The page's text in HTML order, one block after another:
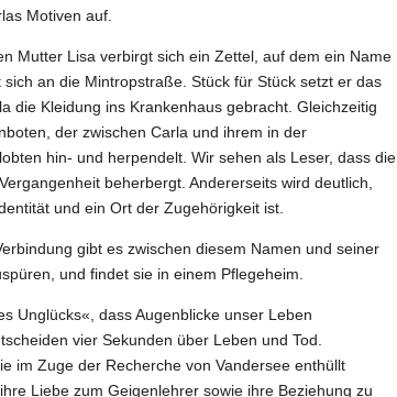
Motiven auf.
Mutter Lisa verbirgt sich ein Zettel, auf dem ein Name
an die Mintropstraße. Stück für Stück setzt er das
die Kleidung ins Krankenhaus gebracht. Gleichzeitig
der zwischen Carla und ihrem in der
hin- und herpendelt. Wir sehen als Leser, dass die
beherbergt. Andererseits wird deutlich,
und ein Ort der Zugehörigkeit ist.
gibt es zwischen diesem Namen und seiner
und findet sie in einem Pflegeheim.
Unglücks«, dass Augenblicke unser Leben
vier Sekunden über Leben und Tod.
im Zuge der Recherche von Vandersee enthüllt
Liebe zum Geigenlehrer sowie ihre Beziehung zu